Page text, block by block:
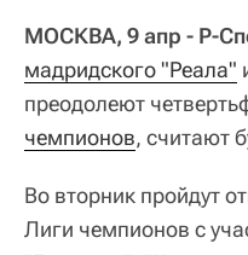
МОСКВА, 9 апр - Р-
мадридского "Реала"
преодолеют
чемпионов, считают
Во вторник пройдут
Лиги чемпионов с